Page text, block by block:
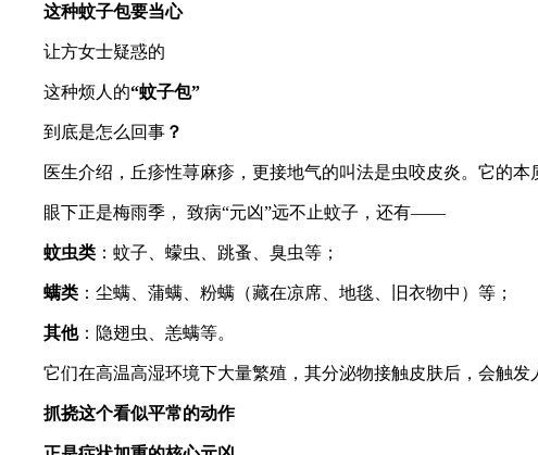
这种蚊子包要当心
让方女士疑惑的
这种烦人的“蚊子包”
到底是怎么回事 ？
医生介绍，丘疹性荨麻疹，更接地气的叫法是虫咬皮炎。它的本
眼下正是梅雨季， 致病“元凶”远不止蚊子，还有——
蚊虫类 ：蚊子、蠓虫、跳蚤、臭虫等；
螨类 ：尘螨、蒲螨、粉螨（藏在凉席、地毯、旧衣物中）等；
其他：隐翅虫、恙螨等。
它们在高温高湿环境下大量繁殖，其分泌物接触皮肤后，会触发
抓挠这个看似平常的动作